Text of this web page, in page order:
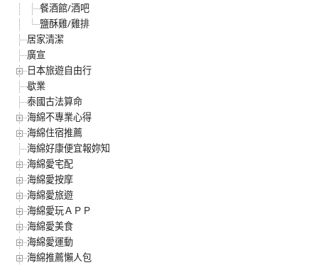
餐酒館/酒吧
鹽酥雞/雞排
居家清潔
廣宣
日本旅遊自由行
歇業
泰國古法算命
海綿不專業心得
海綿住宿推薦
海綿好康便宜報妳知
海綿愛宅配
海綿愛按摩
海綿愛旅遊
海綿愛玩ＡＰＰ
海綿愛美食
海綿愛運動
海綿推薦懶人包